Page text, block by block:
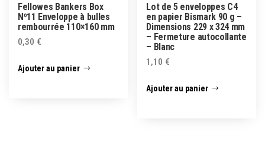
Fellowes Bankers Box
Nº11 Enveloppe à bulles
rembourrée 110×160 mm
0,30 €
Ajouter au panier
Lot de 5 enveloppes C4
en papier Bismark 90 g –
Dimensions 229 x 324 mm
– Fermeture autocollante
– Blanc
1,10 €
Ajouter au panier